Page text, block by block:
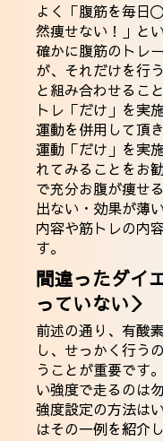
よく「腹筋を毎日
然痩せない！」と
確かに腹筋のトレ
が、それだけを行
と組み合わせるこ
トレ「だけ」を実
運動を併用して頂
運動「だけ」を実
れてみることをお
で充分お腹が痩せ
出ない・効果が薄
内容や筋トレの内
す。
間違ったダイ
っていない＞
前述の通り、有酸
し、せっかく行う
うことが重要です
い強度で走るのは
強度設定の方法は
はその一例を紹介し